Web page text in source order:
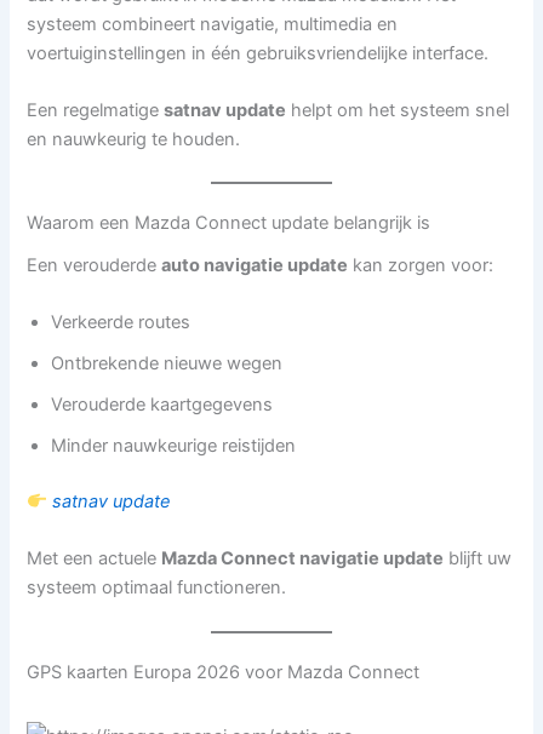
systeem combineert navigatie, multimedia en
voertuiginstellingen in één gebruiksvriendelijke interface.
Een regelmatigesatnav update helpt om het systeem snel
en nauwkeurig te houden.
Waarom een Mazda Connect update belangrijk is
Een verouderdeauto navigatie update kan zorgen voor:
Verkeerde routes
Ontbrekende nieuwe wegen
Verouderde kaartgegevens
Minder nauwkeurige reistijden
satnav update
Met een actuele Mazda Connect navigatie update blijft uw
systeem optimaal functioneren.
GPS kaarten Europa 2026 voor Mazda Connect